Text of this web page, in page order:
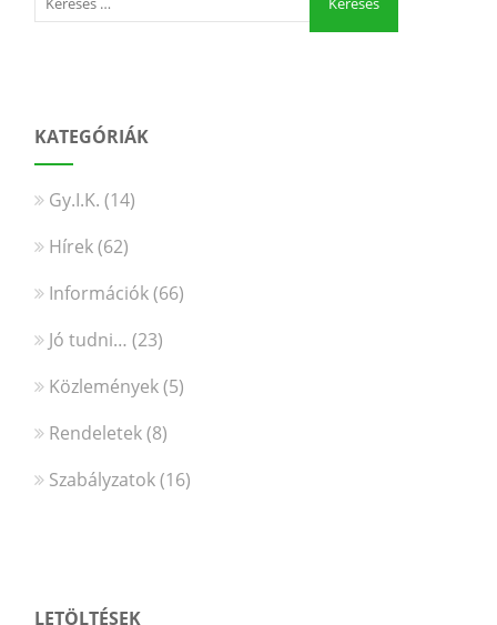
KATEGÓRIÁK
Gy.I.K. (14)
Hírek(62)
Információk(66)
Jó tudni… (23)
Közlemények(5)
Rendeletek(8)
Szabályzatok(16)
LETÖLTÉSEK